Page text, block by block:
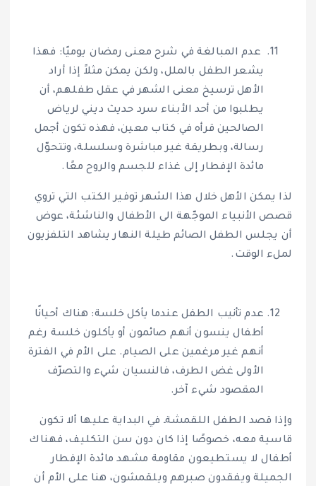
عدم المبالغة في شرح معنى رمضان يوميًا: فهذا
يشعر الطفل بالملل، ولكن يمكن مثلاً إذا أراد
الأهل ترسيخ معنى الشهر في عقل طفلهم، أن
يطلبوا من أحد الأبناء سرد حديث ديني لرياض
الصالحين قرأه في كتاب معين، فهذه تكون أجمل
رسالة، وبطريقة غير مباشرة وسلسلة، وتتحوّل
مائدة الإفطار إلى غذاء للجسم والروح معًا.
لذا يمكن الأهل خلال هذا الشهر توفير الكتب التي تروي
قصص الأنبياء الموجّهة الى الأطفال والناشئة، عوض
أن يجلس الطفل الصائم طيلة النهار يشاهد التلفزيون
لملء الوقت.
عدم تأنيب الطفل عندما يأكل خلسة: هناك أحيانًا
أطفال ينسون أنهم صائمون أو يأكلون خلسة رغم
أنهم غير مرغمين على الصيام. على الأم في الفترة
الأولى غض الطرف، فالنسيان شيء والتصرّف
المقصود شيء آخر.
وإذا قصد الطفل اللقمشةـ في البداية عليها ألا تكون
قاسية معه، خصوصًا إذا كان دون سن التكليف، فهناك
أطفال لا يستطيعون مقاومة مشهد مائدة الإفطار
الجميلة ويفقدون صبرهم ويلقمشون، هنا على الأم أن